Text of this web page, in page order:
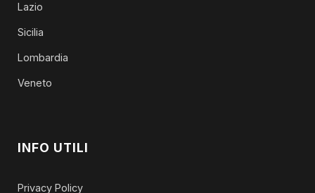
Lazio
Sicilia
Lombardia
Veneto
INFO UTILI
Privacy Policy